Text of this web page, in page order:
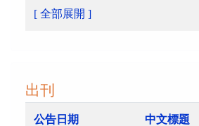
[ 全部展開 ]
出刊
公告日期 中文標題